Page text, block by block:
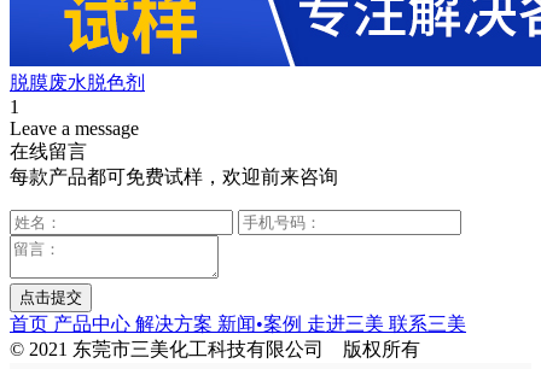
脱膜废水脱色剂
1
Leave a message
在线留言
每款产品都可免费试样，欢迎前来咨询
首页 产品中心 解决方案 新闻•案例 走进三美 联系三美
© 2021 东莞市三美化工科技有限公司 版权所有